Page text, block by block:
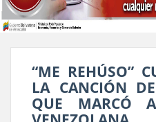
“ME REHÚSO”
LA CANCIÓN
QUE MARCÓ